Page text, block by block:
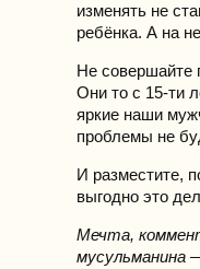
изменять не
ребёнка. А на
Не
Они то с 15-ти
яркие наши
проблемы не
И разместите,
выгодно это
Мечта,
мусульманина